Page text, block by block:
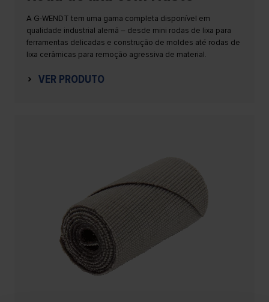
A G-WENDT tem uma gama completa disponível em
qualidade industrial alemã – desde mini rodas de lixa para
ferramentas delicadas e construção de moldes até rodas de
lixa cerâmicas para remoção agressiva de material.
VER PRODUTO